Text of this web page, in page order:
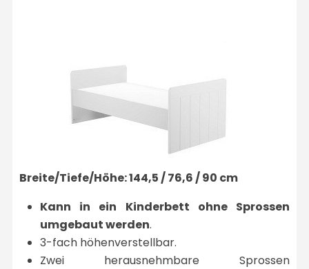
Breite/Tiefe/Höhe: 144,5 / 76,6 / 90 cm
Kann in ein Kinderbett ohne Sprossen
umgebaut werden.
3-fach höhenverstellbar.
Zwei herausnehmbare Sprossen